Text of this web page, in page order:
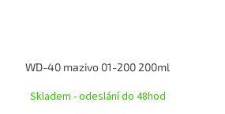
WD-40 mazivo 01-200 200ml
Skladem - odeslání do 48hod